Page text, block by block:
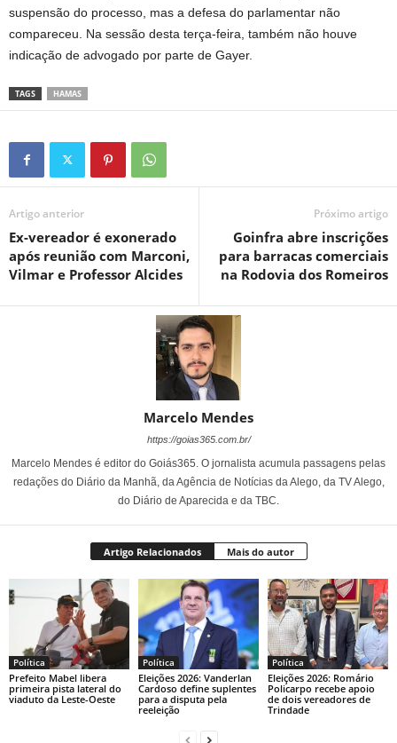
suspensão do processo, mas a defesa do parlamentar não
compareceu. Na sessão desta terça-feira, também não houve
indicação de advogado por parte de Gayer.
TAGS HAMAS
Artigo anterior
Ex-vereador é exonerado
após reunião com Marconi,
Vilmar e Professor Alcides
Próximo artigo
Goinfra abre inscrições
para barracas comerciais
na Rodovia dos Romeiros
Marcelo Mendes
https://goias365.com.br/
Marcelo Mendes é editor do Goiás365. O jornalista acumula passagens pelas
redações do Diário da Manhã, da Agência de Notícias da Alego, da TV Alego,
do Diário de Aparecida e da TBC.
Artigo Relacionados Mais do autor
Política
Prefeito Mabel libera
primeira pista lateral do
viaduto da Leste-Oeste
Política
Eleições 2026: Vanderlan
Cardoso define suplentes
para a disputa pela
reeleição
Política
Eleições 2026: Romário
Policarpo recebe apoio
de dois vereadores de
Trindade